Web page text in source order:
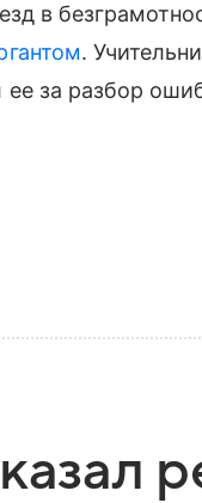
в
.
ее за разбор